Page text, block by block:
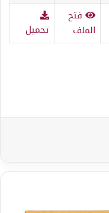
فتح
الملف
تحميل